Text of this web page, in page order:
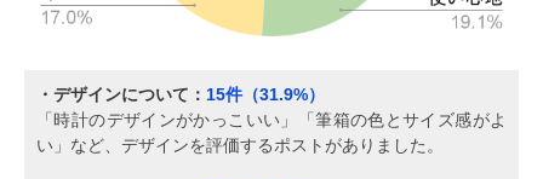
・デザインについて： 15件（31.9%）
「時計のデザインがかっこいい」「筆箱の色とサイズ感がよ
い」など、デザインを評価するポストがありました。